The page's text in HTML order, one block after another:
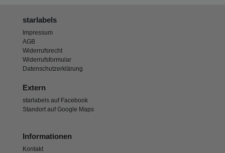
starlabels
Impressum
AGB
Widerrufsrecht
Widerrufsformular
Datenschutzerklärung
Extern
starlabels auf Facebook
Standort auf Google Maps
Informationen
Kontakt